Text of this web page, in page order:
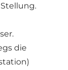
die